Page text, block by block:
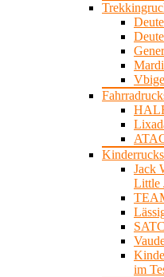
Jack
Little
im